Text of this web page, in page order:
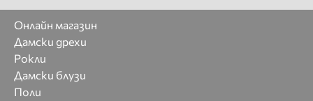
Онлайн магазин
Дамски дрехи
Рокли
Дамски блузи
Поли